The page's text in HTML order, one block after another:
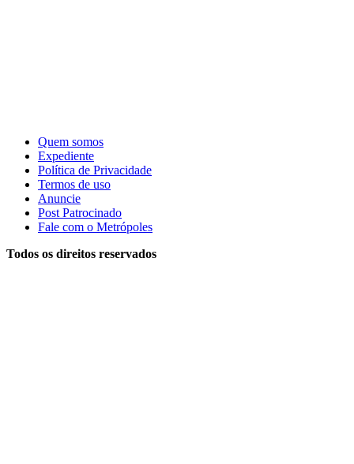
Quem somos
Expediente
Política de Privacidade
Termos de uso
Anuncie
Post Patrocinado
Fale com o Metrópoles
Todos os direitos reservados